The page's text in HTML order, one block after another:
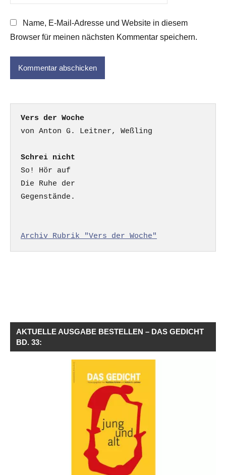
Name, E-Mail-Adresse und Website in diesem
Browser für meinen nächsten Kommentar speichern.
Vers der Woche
Schrei nicht
So! Hör auf
Die Ruhe der
Gegenstände.
Archiv Rubrik "Vers der Woche"
AKTUELLE AUSGABE BESTELLEN – DAS GEDICHT
BD. 33: